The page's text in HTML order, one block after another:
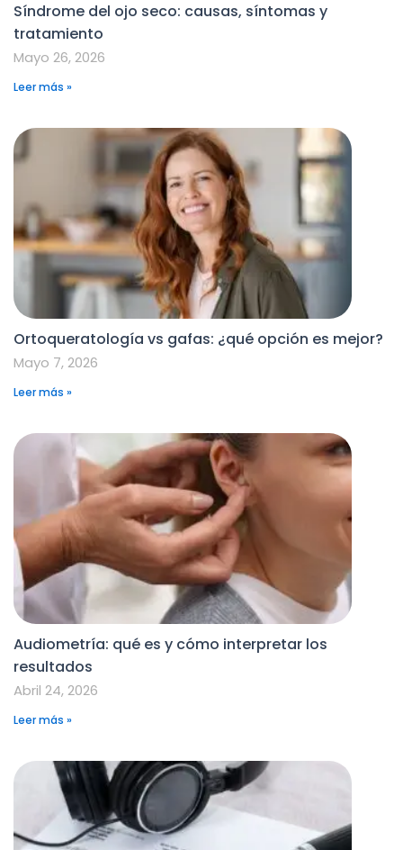
Síndrome del ojo seco: causas, síntomas y
tratamiento
Mayo 26, 2026
Leer más »
Ortoqueratología vs gafas: ¿qué opción es mejor?
Mayo 7, 2026
Leer más »
Audiometría: qué es y cómo interpretar los
resultados
Abril 24, 2026
Leer más »